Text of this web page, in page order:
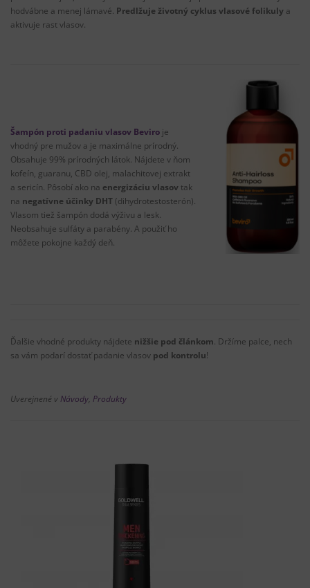
hodvábne a menej lámavé. Predlžuježivotný cyklus vlasové folikuly a
aktivuje rastvlasov.
Šampón proti padaniu vlasov Beviro je
vhodný pre mužov a je maximálne prírodný.
Obsahuje 99% prírodných látok. Nájdete v ňom
kofeín, guaranu, CBD olej, malachitovej extrakt
a sericín. Pôsobí ako na energizáciu vlasov tak
na negatívne účinky DHT (dihydrotestosterón).
Vlasom tiež šampón dodá výživu a lesk.
Neobsahuje sulfáty a parabény. A použiť ho
môžete pokojne každý deň.
Ďalšie vhodné produkty nájdete nižšie pod článkom. Držíme palce, nech
sa vám podarí dostať padanie vlasov pod kontrolu!
Uverejnené v Návody, Produkty